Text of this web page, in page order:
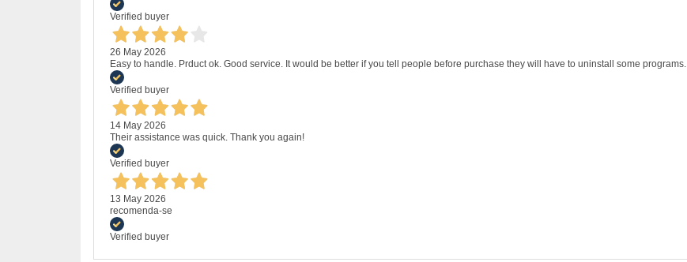
Verified buyer
26 May 2026
Easy to handle. Prduct ok. Good service. It would be better if you tell people before purchase they will have to uninstall some programs.
Verified buyer
14 May 2026
Their assistance was quick. Thank you again!
Verified buyer
13 May 2026
recomenda-se
Verified buyer